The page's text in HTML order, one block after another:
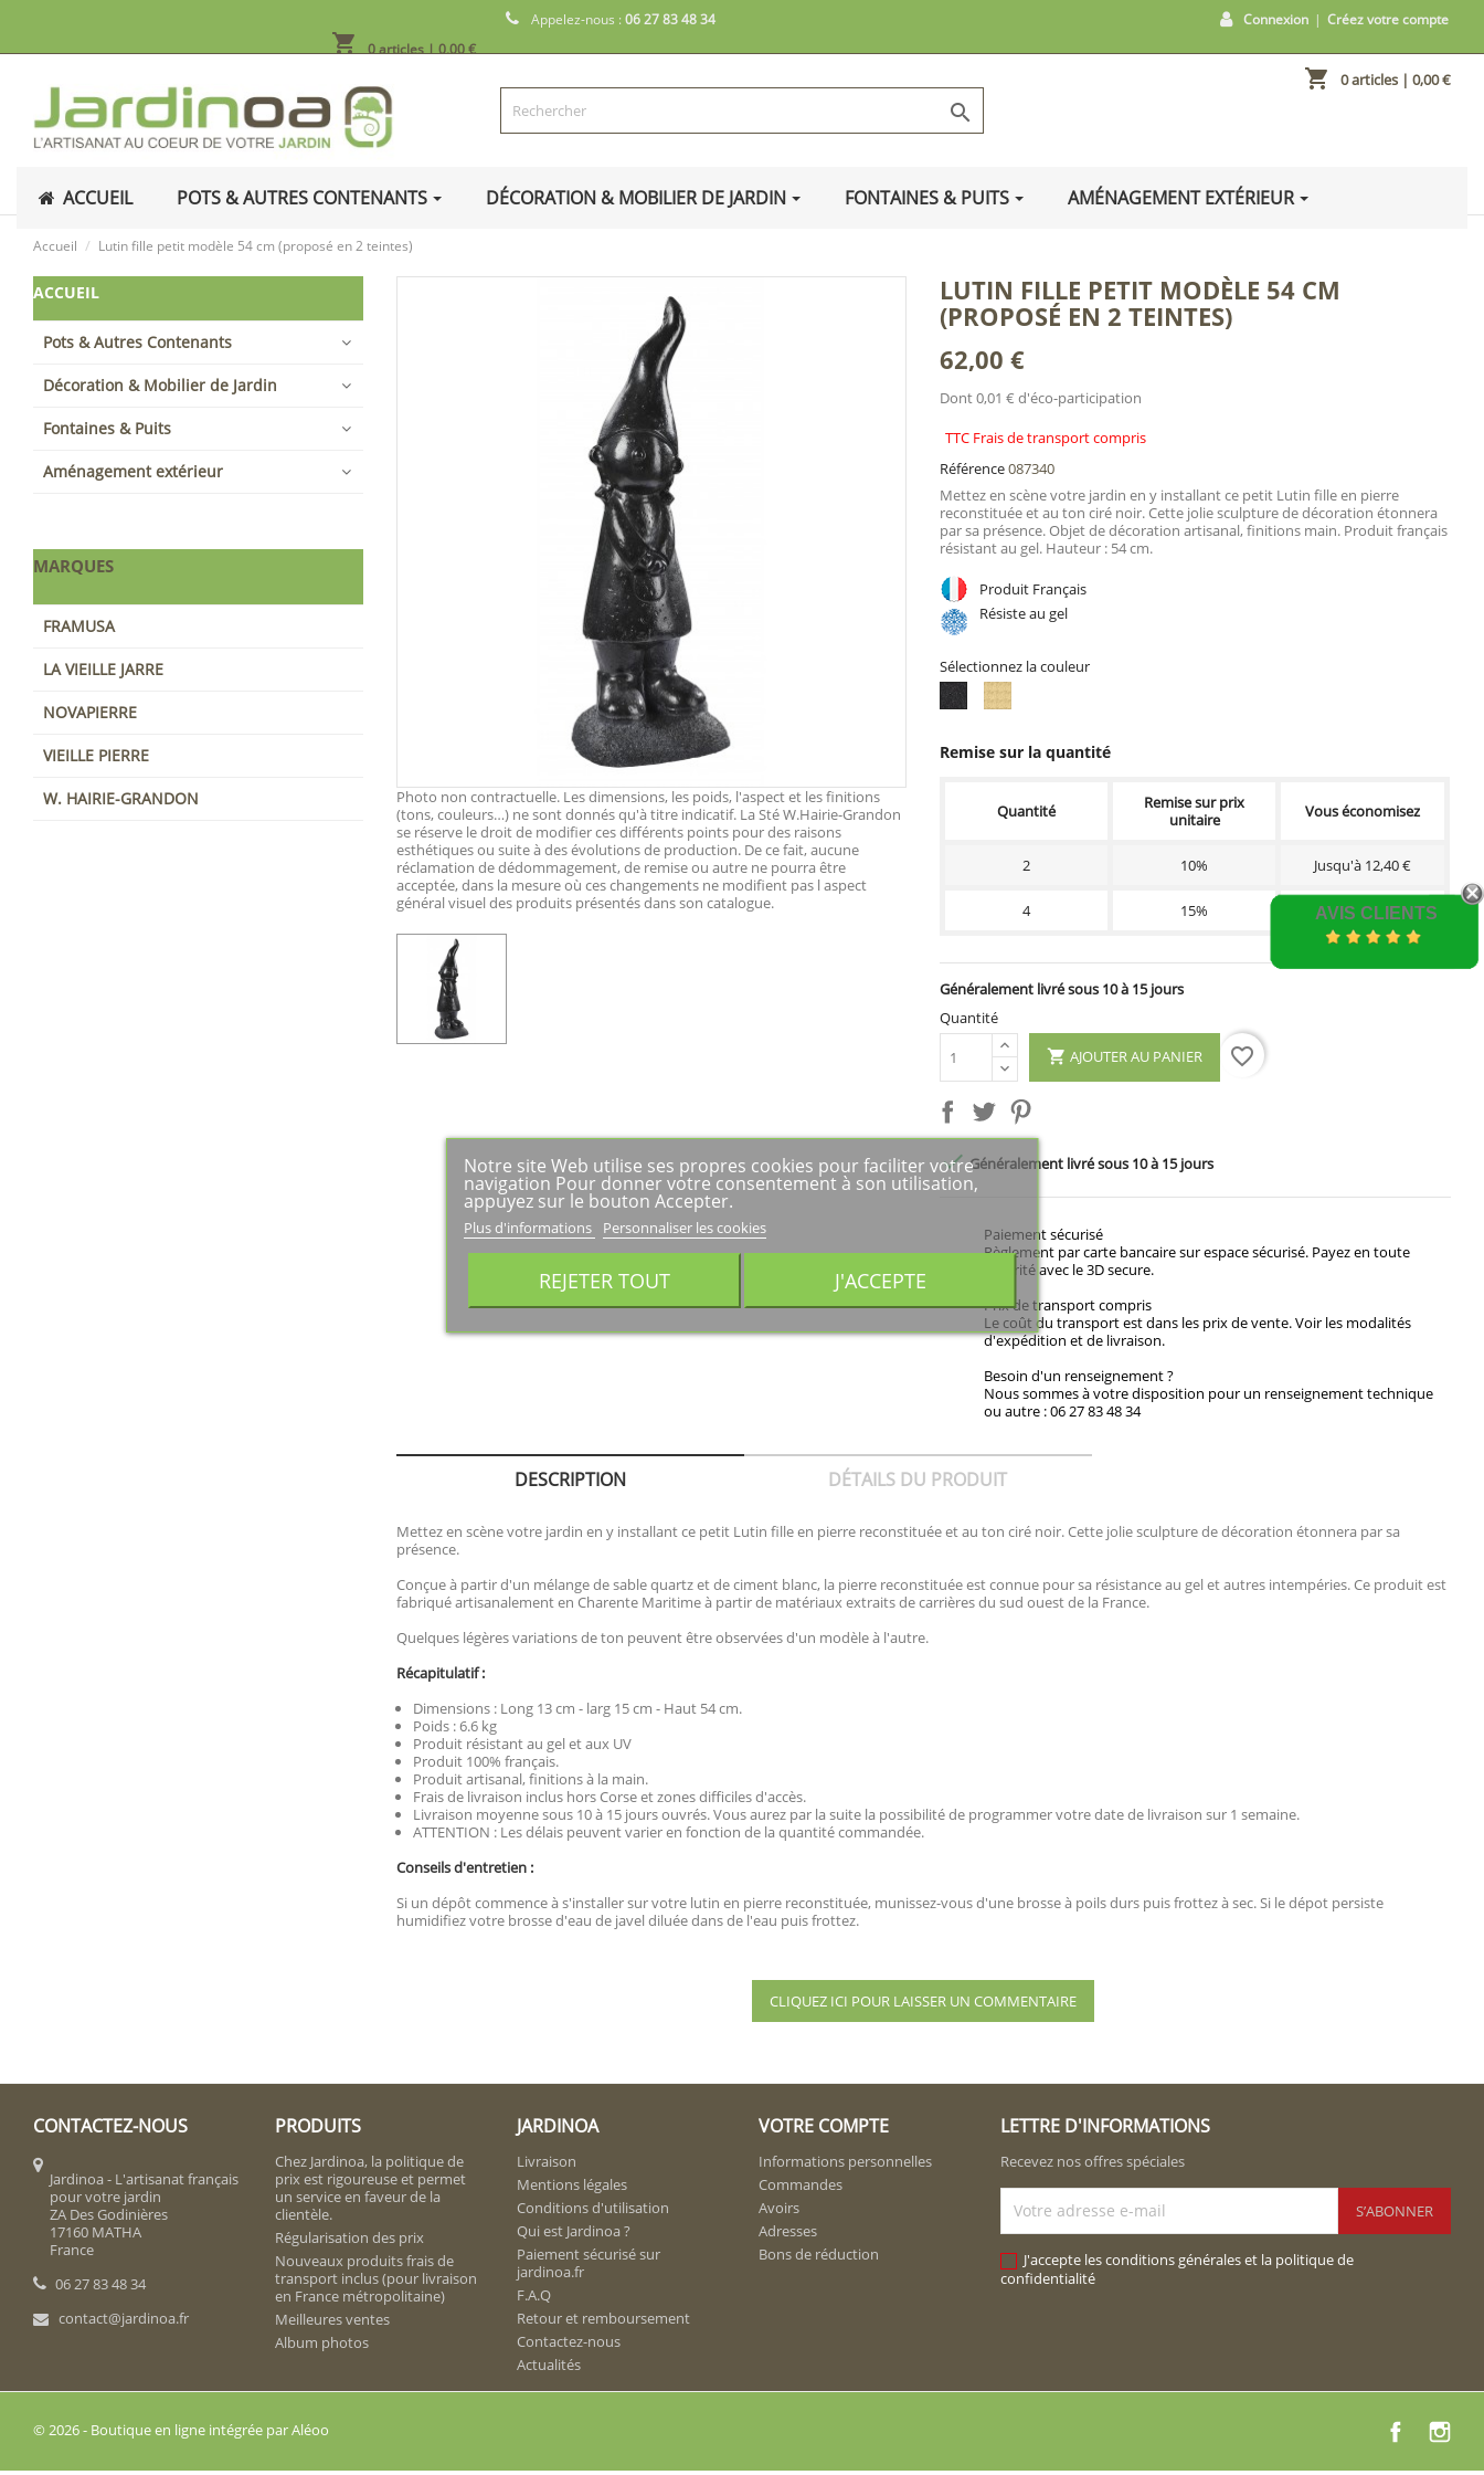
Appelez-nous :06 27 83 48 34 Connexion | Créez votre compte
shopping_cart 0 articles| 0,00 €

shopping_cart 0 articles| 0,00 €
ACCUEIL POTS & AUTRES CONTENANTS DÉCORATION & MOBILIER DE JARDIN FONTAINES & PUITS AMÉNAGEMENT EXTÉRIEUR
Accueil Lutin fille petit modèle 54 cm (proposé en 2 teintes)
ACCUEIL
Pots & Autres Contenants
Décoration & Mobilier de Jardin
Fontaines & Puits
Aménagement extérieur
MARQUES
FRAMUSA
LA VIEILLE JARRE
NOVAPIERRE
VIEILLE PIERRE
W. HAIRIE-GRANDON
Photo non contractuelle. Les dimensions, les poids, l'aspect et les finitions
(tons, couleurs…) ne sont donnés qu'à titre indicatif. La Sté W.Hairie-Grandon
se réserve le droit de modifier ces différents points pour des raisons
esthétiques ou suite à des évolutions de production. De ce fait, aucune
réclamation de dédommagement, de remise ou autre ne pourra être
acceptée, dans la mesure où ces changements ne modifient pas l aspect
général visuel des produits présentés dans son catalogue.
LUTIN FILLE PETIT MODÈLE 54 CM
(PROPOSÉ EN 2 TEINTES)
62,00 €
Dont 0,01 € d'éco-participation
TTC Frais de transport compris
Référence087340
Mettez en scène votre jardin en y installant ce petit Lutin fille en pierre
reconstituée et au ton ciré noir. Cette jolie sculpture de décoration étonnera
par sa présence. Objet de décoration artisanal, finitions main. Produit français
résistant au gel. Hauteur : 54 cm.
Produit Français
Résiste au gel
Sélectionnez la couleur
ciré
vieilli
Remise sur la quantité
Quantité
Remise sur prix
unitaire
Vous économisez
2 10% Jusqu'à 12,40 €
4 15% Jusqu'à 37,20 €
Généralement livré sous 10 à 15 jours
Quantité
 AJOUTER AU PANIER favorite_border
Généralement livré sous 10 à 15 jours
Paiement sécurisé
Règlement par carte bancaire sur espace sécurisé. Payez en toute
sécurité avec le 3D secure.
Prix de transport compris
Le coût du transport est dans les prix de vente. Voir les modalités
d'expédition et de livraison.
Besoin d'un renseignement ?
Nous sommes à votre disposition pour un renseignement technique
ou autre : 06 27 83 48 34
DESCRIPTION DÉTAILS DU PRODUIT
Mettez en scène votre jardin en y installant ce petit Lutin fille en pierre reconstituée et au ton ciré noir. Cette jolie sculpture de décoration étonnera par sa
présence.
Conçue à partir d'un mélange de sable quartz et de ciment blanc, la pierre reconstituée est connue pour sa résistance au gel et autres intempéries. Ce produit est
fabriqué artisanalement en Charente Maritime à partir de matériaux extraits de carrières du sud ouest de la France.
Quelques légères variations de ton peuvent être observées d'un modèle à l'autre.
Récapitulatif :
Dimensions : Long 13 cm - larg 15 cm - Haut 54 cm.
Poids : 6.6 kg
Produit résistant au gel et aux UV
Produit 100% français.
Produit artisanal, finitions à la main.
Frais de livraison inclus hors Corse et zones difficiles d'accès.
Livraison moyenne sous 10 à 15 jours ouvrés. Vous aurez par la suite la possibilité de programmer votre date de livraison sur 1 semaine.
ATTENTION : Les délais peuvent varier en fonction de la quantité commandée.
Conseils d'entretien :
Si un dépôt commence à s'installer sur votre lutin en pierre reconstituée, munissez-vous d'une brosse à poils durs puis frottez à sec. Si le dépot persiste
humidifiez votre brosse d'eau de javel diluée dans de l'eau puis frottez.
CLIQUEZ ICI POUR LAISSER UN COMMENTAIRE
CONTACTEZ-NOUS
Jardinoa - L'artisanat français
pour votre jardin
ZA Des Godinières
17160 MATHA
France
06 27 83 48 34
contact@jardinoa.fr
PRODUITS
Chez Jardinoa, la politique de
prix est rigoureuse et permet
un service en faveur de la
clientèle.
Régularisation des prix
Nouveaux produits frais de
transport inclus (pour livraison
en France métropolitaine)
Meilleures ventes
Album photos
JARDINOA
Livraison
Mentions légales
Conditions d'utilisation
Qui est Jardinoa ?
Paiement sécurisé sur
jardinoa.fr
F.A.Q
Retour et remboursement
Contactez-nous
Actualités
VOTRE COMPTE
Informations personnelles
Commandes
Avoirs
Adresses
Bons de réduction
LETTRE D'INFORMATIONS
Recevez nos offres spéciales
J'accepte les conditions générales et la politique de
confidentialité
AVIS CLIENTS
Notre site Web utilise ses propres cookies pour faciliter votre
navigation Pour donner votre consentement à son utilisation,
appuyez sur le bouton Accepter.
Plus d'informations Personnaliser les cookies
REJETER TOUT J'ACCEPTE
© 2026 - Boutique en ligne intégrée par Aléoo Facebook